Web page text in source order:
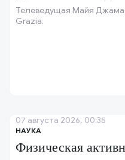
Телеведущая Майя Джама
Grazia.
НАУКА
Физическая
07 августа 2026, 00:35